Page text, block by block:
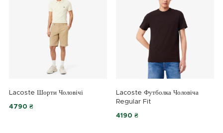
Lacoste Шорти Чоловічі
4790 ₴
Lacoste Футболка Чоловіча
Regular Fit
4190 ₴